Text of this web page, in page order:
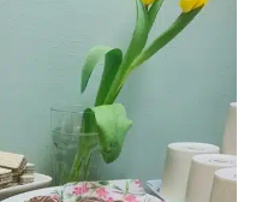
a
r
k
e
l